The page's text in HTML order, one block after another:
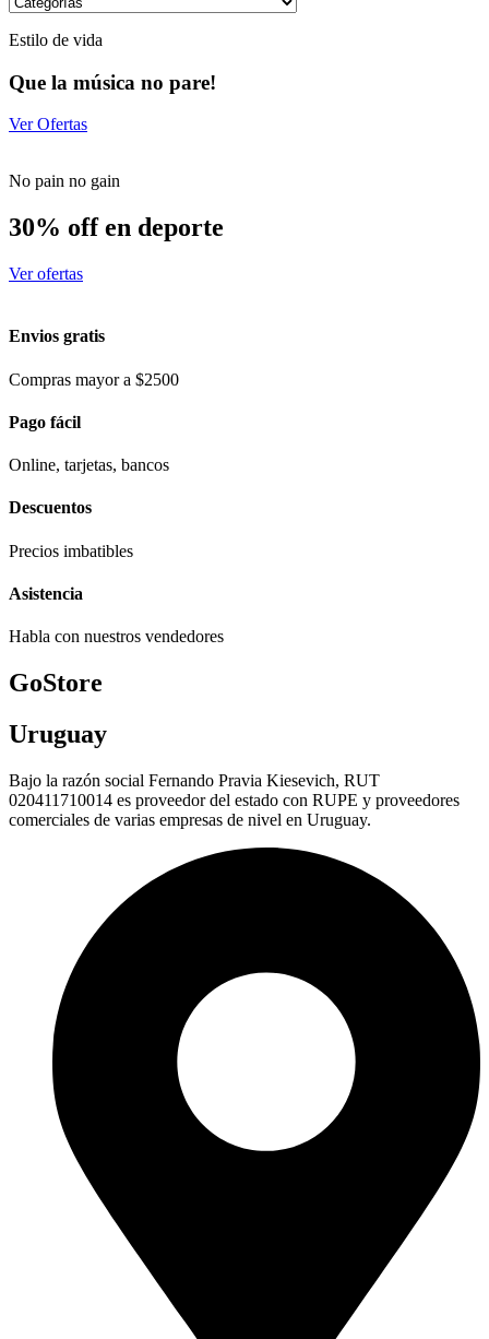
Estilo de vida
Que la música no pare!
Ver Ofertas
No pain no gain
30% off en deporte
Ver ofertas
Envios gratis
Compras mayor a $2500
Pago fácil
Online, tarjetas, bancos
Descuentos
Precios imbatibles
Asistencia
Habla con nuestros vendedores
GoStore
Uruguay
Bajo la razón social Fernando Pravia Kiesevich, RUT
020411710014 es proveedor del estado con RUPE y proveedores
comerciales de varias empresas de nivel en Uruguay.